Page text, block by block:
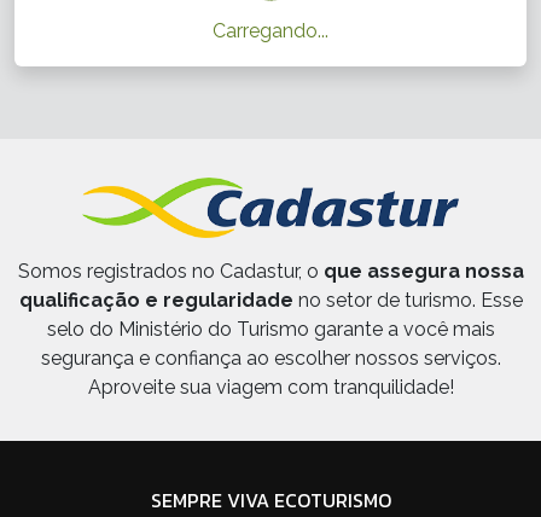
Carregando...
Somos registrados no Cadastur, o que assegura nossa
qualificação e regularidade no setor de turismo. Esse
selo do Ministério do Turismo garante a você mais
segurança e confiança ao escolher nossos serviços.
Aproveite sua viagem com tranquilidade!
SEMPRE VIVA ECOTURISMO